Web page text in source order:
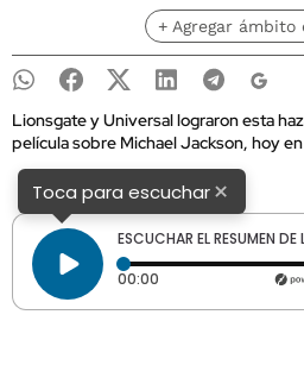
+ Agregar ámbito
Lionsgate y Universal lograron esta
película sobre Michael Jackson, hoy
Toca para escuchar×
ESCUCHAR EL RESUMEN
00:00 Tiempo